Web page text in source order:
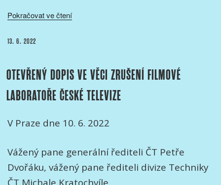
Pokračovat ve čtení„Dopis
filmové
České
PUBLIKOVÁNO
13. 6. 2022
OTEVŘENÝ DOPIS VE VĚCI ZRUŠENÍ FILMOVÉ
LABORATOŘE ČESKÉ TELEVIZE
V Praze dne 10. 6. 2022
Vážený pane generální řediteli ČT Petře
Dvořáku, vážený pane řediteli divize Techniky